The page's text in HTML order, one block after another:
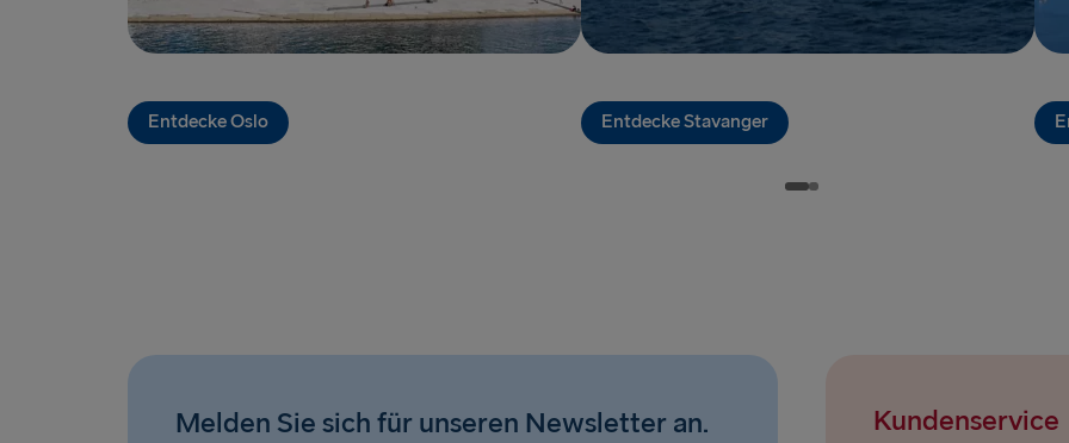
Entdecke Oslo Entdecke Stavanger
Melden Sie sich für unseren Newsletter an. Kundenservice